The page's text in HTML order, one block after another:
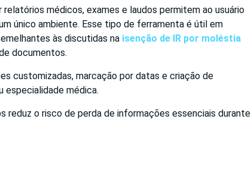
médicos, exames e laudos permitem ao usuário
único ambiente. Esse tipo de ferramenta é útil em
às discutidas na isenção de IR por moléstia
documentos.
customizadas, marcação por datas e criação de
especialidade médica.
reduz o risco de perda de informações essenciais durante